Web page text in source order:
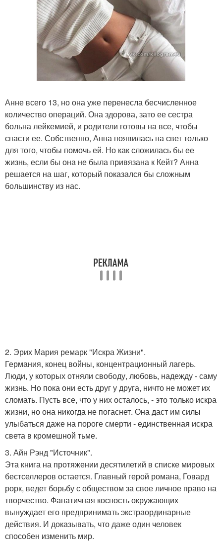
Анне всего 13, но она уже перенесла бесчисленное
количество операций. Она здорова, зато ее сестра
больна лейкемией, и родители готовы на все, чтобы
спасти ее. Собственно, Анна появилась на свет только
для того, чтобы помочь ей. Но как сложилась бы ее
жизнь, если бы она не была привязана к Кейт? Анна
решается на шаг, который показался бы сложным
большинству из нас.
2. Эрих Мария ремарк "Искра Жизни".
Германия, конец войны, концентрационный лагерь.
Люди, у которых отняли свободу, любовь, надежду - саму
жизнь. Но пока они есть друг у друга, ничто не может их
сломать. Пусть все, что у них осталось, - это только искра
жизни, но она никогда не погаснет. Она даст им силы
улыбаться даже на пороге смерти - единственная искра
света в кромешной тьме.
3. Айн Рэнд "Источник".
Эта книга на протяжении десятилетий в списке мировых
бестселлеров остается. Главный герой романа, Говард
рорк, ведет борьбу с обществом за свое личное право на
творчество. Фанатичная косность окружающих
вынуждает его предпринимать экстраординарные
действия. И доказывать, что даже один человек
способен изменить мир.